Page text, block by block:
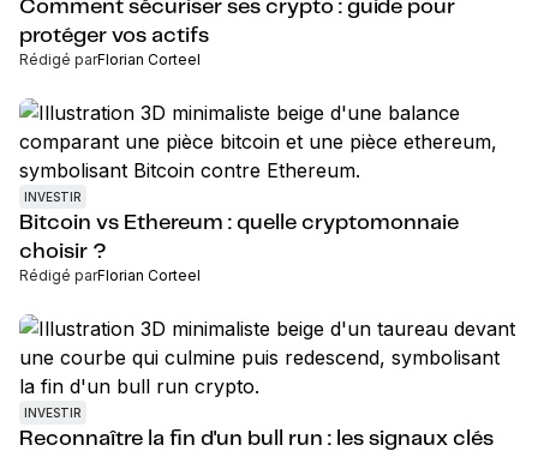
Comment sécuriser ses crypto : guide pour
protéger vos actifs
Rédigé parFlorian Corteel
INVESTIR
Bitcoin vs Ethereum : quelle cryptomonnaie
choisir ?
Rédigé parFlorian Corteel
INVESTIR
Reconnaître la fin d'un bull run : les signaux clés